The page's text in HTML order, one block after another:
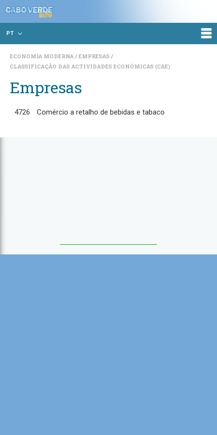
PT
ECONOMÍA MODERNA
EMPRESAS
CLASSIFICAÇÃO DAS ACTIVIDADES ECONÓMICAS (CAE)
Empresas
4726 Comércio a retalho de bebidas e tabaco